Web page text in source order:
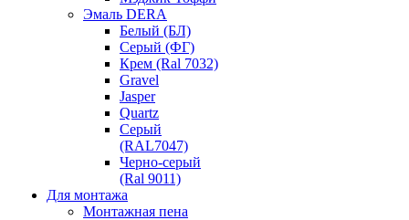
Эмаль DERA
Белый (БЛ)
Серый (ФГ)
Крем (Ral 7032)
Gravel
Jasper
Quartz
Серый
(RAL7047)
Черно-серый
(Ral 9011)
Для монтажа
Монтажная пена